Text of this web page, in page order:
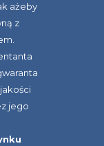
ażeby
z
jego